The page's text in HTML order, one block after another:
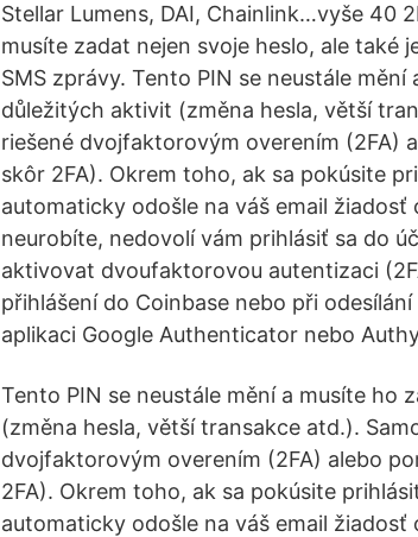
Stellar Lumens, DAI, Chainlink…vyše 40
musíte zadat nejen svoje heslo, ale
SMS zprávy. Tento PIN se neustále
důležitých aktivit (změna hesla, větší
riešené dvojfaktorovým overením (2FA)
skôr 2FA). Okrem toho, ak sa pokúsite
automaticky odošle na váš email
neurobíte, nedovolí vám prihlásiť sa do
aktivovat dvoufaktorovou autentizaci
přihlášení do Coinbase nebo při
aplikaci Google Authenticator nebo
Tento PIN se neustále mění a musíte
(změna hesla, větší transakce atd.).
dvojfaktorovým overením (2FA) alebo
2FA). Okrem toho, ak sa pokúsite
automaticky odošle na váš email